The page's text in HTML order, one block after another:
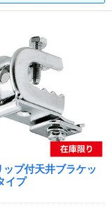
ップ付天井ブラケッ
イプ